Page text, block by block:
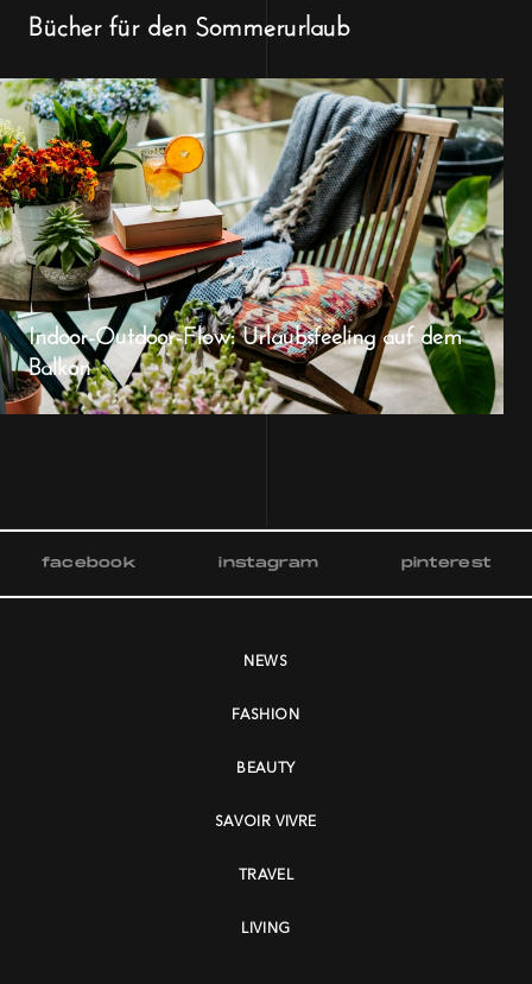
Bücher für den Sommerurlaub
Indoor-Outdoor-Flow: Urlaubsfeeling auf dem
Balkon
facebook instagram pinterest
NEWS
FASHION
BEAUTY
SAVOIR VIVRE
TRAVEL
LIVING